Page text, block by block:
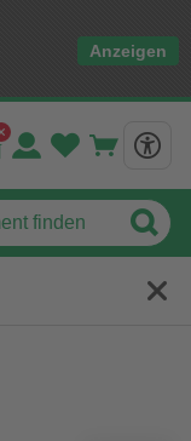
Anzeigen